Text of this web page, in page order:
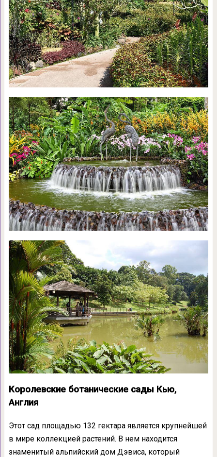
Королевские ботанические сады Кью,
Англия
Этот сад площадью 132 гектара является крупнейшей
в мире коллекцией растений. В нем находится
знаменитый альпийский дом Дэвиса, который